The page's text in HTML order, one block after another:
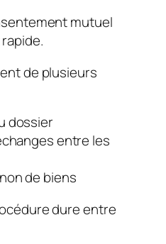
mutuel
de plusieurs
dossier
entre les
de biens
dure entre